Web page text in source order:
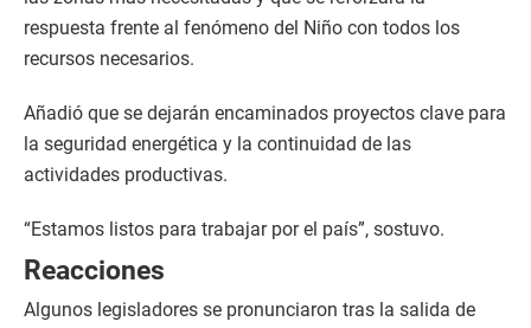
respuesta frente al fenómeno del Niño con todos los
recursos necesarios.
Añadió que se dejarán encaminados proyectos clave para
la seguridad energética y la continuidad de las
actividades productivas.
“Estamos listos para trabajar por el país”, sostuvo.
Reacciones
Algunos legisladores se pronunciaron tras la salida de